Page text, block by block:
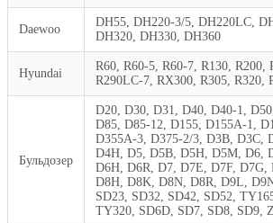
Daewoo
DH55, DH220-3/5, DH220LC,
DH320, DH330, DH360
Hyundai
R60, R60-5, R60-7, R130, R200,
R290LC-7, RX300, R305, R320,
Бульдозер
D20, D30, D31, D40, D40-1,
D85, D85-12, D155, D155A-1,
D355A-3, D375-2/3, D3B, D3C,
D4H, D5, D5B, D5H, D5M, D6,
D6H, D6R, D7, D7E, D7F, D7G,
D8H, D8K, D8N, D8R, D9L,
SD23, SD32, SD42, SD52,
TY320, SD6D, SD7, SD8, SD9,